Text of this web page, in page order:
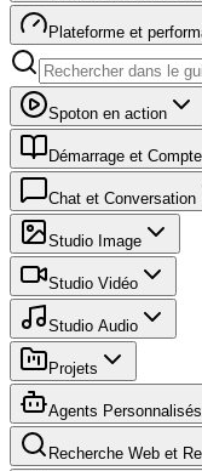
Plateforme et
Spoton en action
Démarrage et Compte
Chat et Conversation
Studio Image
Studio Vidéo
Studio Audio
Projets
Agents Personnalisés
Recherche Web et